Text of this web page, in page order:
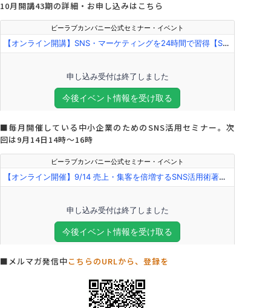
10月開講43期の詳細・お申し込みはこちら
■毎月開催している中小企業のためのSNS活用セミナー。次
回は9月14日14時～16時
■メルマガ発信中こちらのURLから、登録を